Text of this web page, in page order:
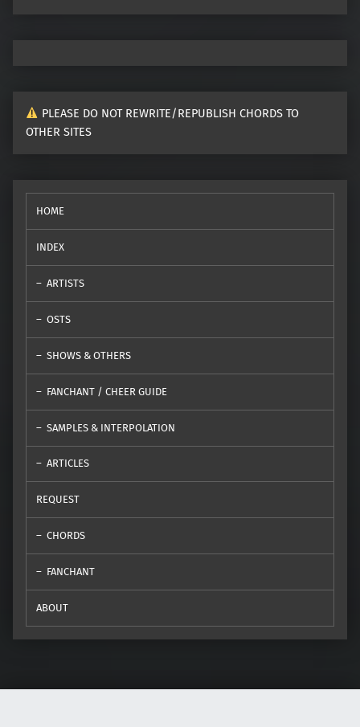
PLEASE DO NOT REWRITE/REPUBLISH CHORDS TO
OTHER SITES
HOME
INDEX
ARTISTS
OSTS
SHOWS & OTHERS
FANCHANT / CHEER GUIDE
SAMPLES & INTERPOLATION
ARTICLES
REQUEST
CHORDS
FANCHANT
ABOUT